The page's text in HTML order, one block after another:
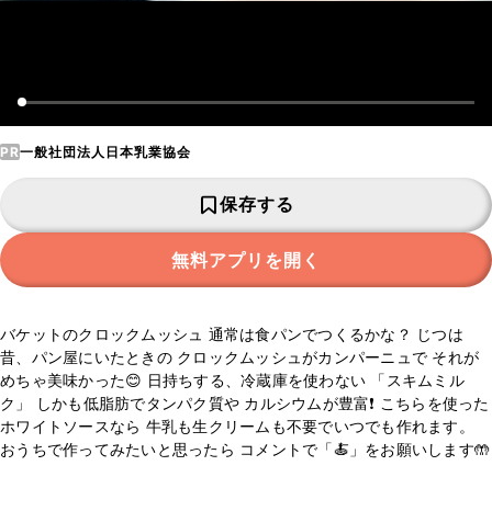
PR一般社団法人日本乳業協会
保存する
無料アプリを開く
バケットのクロックムッシュ 通常は食パンでつくるかな？ じつは
昔、パン屋にいたときの クロックムッシュがカンパーニュで それが
めちゃ美味かった😊 日持ちする、冷蔵庫を使わない 「スキムミル
ク」 しかも低脂肪でタンパク質や カルシウムが豊富❗️ こちらを使った
ホワイトソースなら 牛乳も生クリームも不要でいつでも作れます。
おうちで作ってみたいと思ったら コメントで「🍝」をお願いします🤲